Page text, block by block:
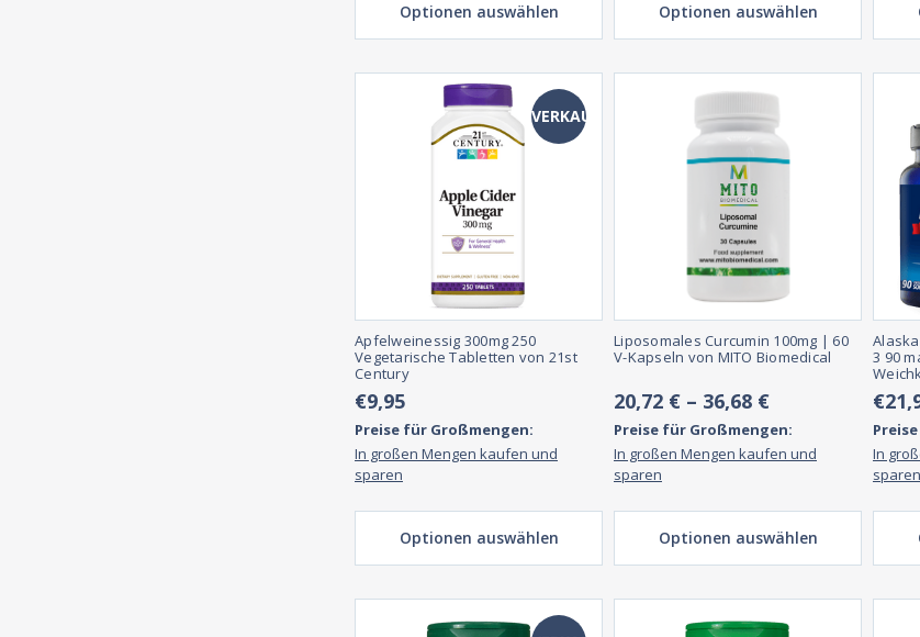
Optionen auswählen Optionen auswählen
VERKAUF
Apfelweinessig 300mg 250
Vegetarische Tabletten von 21st
Century
€9,95
Preise für Großmengen:
In großen Mengen kaufen und
sparen
Optionen auswählen
Liposomales Curcumin 100mg | 60
V-Kapseln von MITO Biomedical
20,72 € – 36,68 €
Preise für Großmengen:
In großen Mengen kaufen und
sparen
Optionen auswählen
3 90
In
sparen